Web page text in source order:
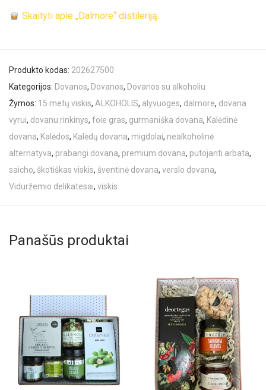
Skaityti apie „Dalmore“ distileriją.
Produkto kodas: 202627500
Kategorijos: Dovanos, Dovanos, Dovanos su alkoholiu
Žymos: 15 metų viskis, ALKOHOLIS, alyvuoges, dalmore, dovana
vyrui, dovanu rinkinys, foie gras, gurmaniška dovana, Kalėdinė
dovana, Kalėdos, Kalėdų dovana, migdolai, nealkoholinė
alternatyva, prabangi dovana, premium dovana, putojanti arbata,
saicho, škotiškas viskis, šventinė dovana, verslo dovana,
Viduržemio delikatesai, viskis
Panašūs produktai